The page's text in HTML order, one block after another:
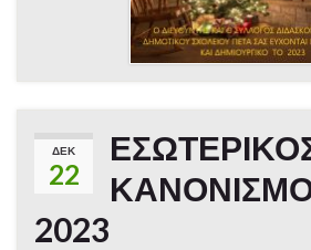
ΔΕΚ
22
2023